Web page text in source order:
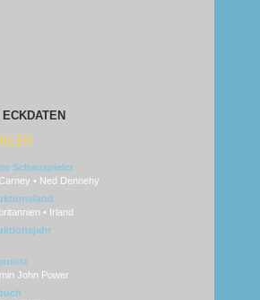
ECKDATEN
Schauspieler
• Ned Dennehy
• Irland
John Power